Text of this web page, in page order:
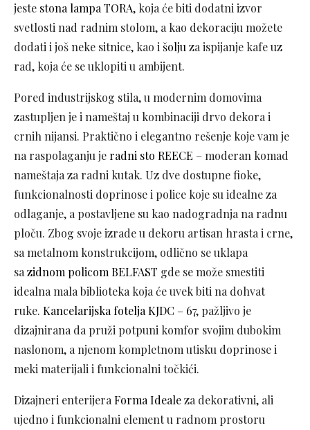
jeste stona lampa TORA, koja će biti dodatni izvor
svetlosti nad radnim stolom, a kao dekoraciju možete
dodati i još neke sitnice, kao i šolju za ispijanje kafe uz
rad, koja će se uklopiti u ambijent.
Pored industrijskog stila, u modernim domovima
zastupljen je i nameštaj u kombinaciji drvo dekora i
crnih nijansi. Praktično i elegantno rešenje koje vam je
na raspolaganju je radni sto REECE – moderan komad
nameštaja za radni kutak. Uz dve dostupne fioke,
funkcionalnosti doprinose i police koje su idealne za
odlaganje, a postavljene su kao nadogradnja na radnu
ploču. Zbog svoje izrade u dekoru artisan hrasta i crne,
sa metalnom konstrukcijom, odlično se uklapa
sa zidnom policom BELFAST gde se može smestiti
idealna mala biblioteka koja će uvek biti na dohvat
ruke. Kancelarijska fotelja KJDC – 67, pažljivo je
dizajnirana da pruži potpuni komfor svojim dubokim
naslonom, a njenom kompletnom utisku doprinose i
meki materijali i funkcionalni točkići.
Dizajneri enterijera Forma Idealeza dekorativni, ali
ujedno i funkcionalni element u radnom prostoru